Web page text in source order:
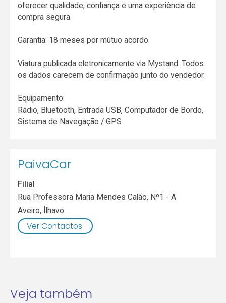
oferecer qualidade, confiança e uma experiência de
compra segura.
Garantia: 18 meses por mútuo acordo.
Viatura publicada eletronicamente via Mystand. Todos
os dados carecem de confirmação junto do vendedor.
Equipamento:
Rádio, Bluetooth, Entrada USB, Computador de Bordo,
Sistema de Navegação / GPS
PaivaCar
Filial
Rua Professora Maria Mendes Calão, Nº1 - A
Aveiro, Ílhavo
Ver Contactos
Veja também